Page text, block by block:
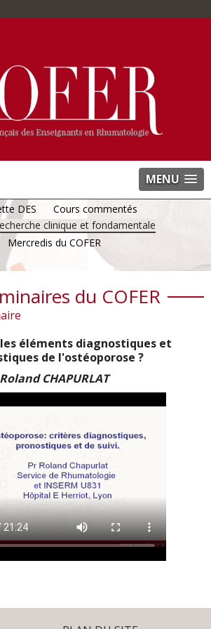
MENU
DES
Cours commentés
clinique et fondamentale
Mercredis du COFER
du COFER
éléments diagnostiques et
de l'ostéoporose ?
Roland CHAPURLAT